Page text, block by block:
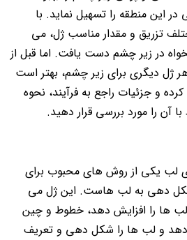
این منطقه را تسهیل نماید. با
تزریق و مقدار مناسب ژل، می
در زیر چشم دست یافت. اما قبل از
هر ژل دیگری برای زیر چشم، بهتر است
و جزئیات راجع به فرآیند، نحوه
آن را مورد بررسی قرار دهید.
لب یکی از روش های محبوب برای
دهی به لب هاست. این ژل می
ها را افزایش دهد، خطوط و چین
و لب ها را شکل دهی و تعریف